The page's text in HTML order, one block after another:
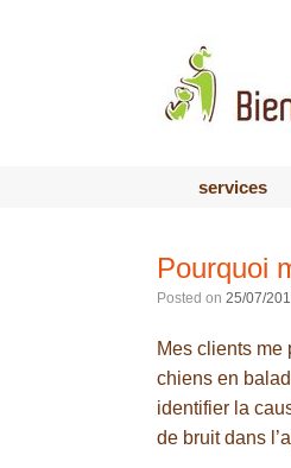
services
Pourquoi
Posted on 25/07/
Mes clients me
chiens en
identifier la
de bruit dans